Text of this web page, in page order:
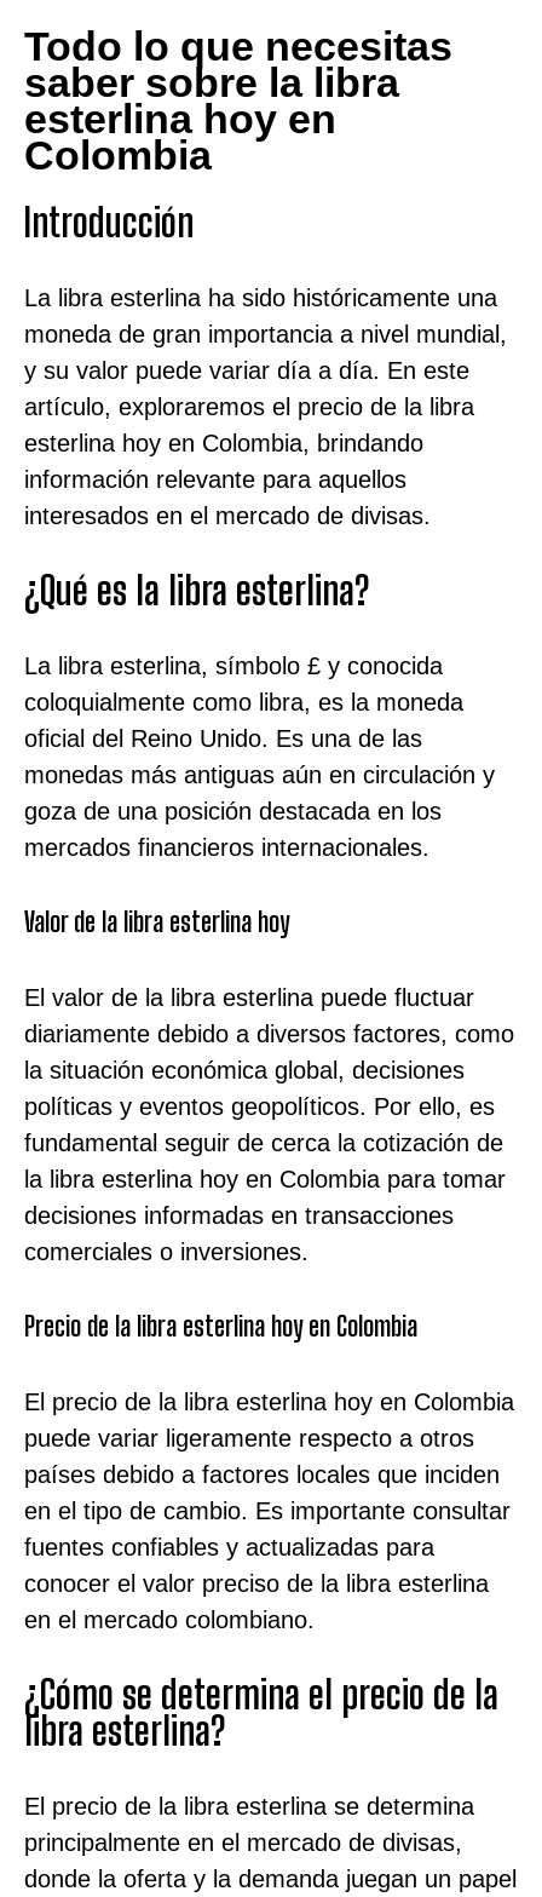
Todo lo que necesitas
saber sobre la libra
esterlina hoy en
Colombia
Introducción
La libra esterlina ha sido históricamente una
moneda de gran importancia a nivel mundial,
y su valor puede variar día a día. En este
artículo, exploraremos el precio de la libra
esterlina hoy en Colombia, brindando
información relevante para aquellos
interesados en el mercado de divisas.
¿Qué es la libra esterlina?
La libra esterlina, símbolo £ y conocida
coloquialmente como libra, es la moneda
oficial del Reino Unido. Es una de las
monedas más antiguas aún en circulación y
goza de una posición destacada en los
mercados financieros internacionales.
Valor de la libra esterlina hoy
El valor de la libra esterlina puede fluctuar
diariamente debido a diversos factores, como
la situación económica global, decisiones
políticas y eventos geopolíticos. Por ello, es
fundamental seguir de cerca la cotización de
la libra esterlina hoy en Colombia para tomar
decisiones informadas en transacciones
comerciales o inversiones.
Precio de la libra esterlina hoy en Colombia
El precio de la libra esterlina hoy en Colombia
puede variar ligeramente respecto a otros
países debido a factores locales que inciden
en el tipo de cambio. Es importante consultar
fuentes confiables y actualizadas para
conocer el valor preciso de la libra esterlina
en el mercado colombiano.
¿Cómo se determina el precio de la
libra esterlina?
El precio de la libra esterlina se determina
principalmente en el mercado de divisas,
donde la oferta y la demanda juegan un papel